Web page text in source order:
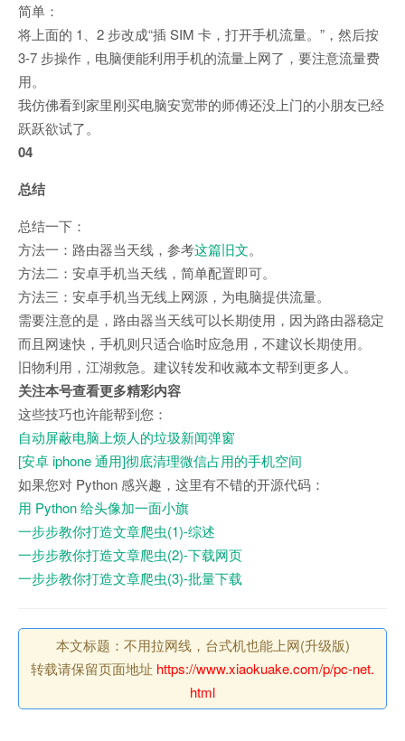
简单：
将上面的 1、2 步改成“插 SIM 卡，打开手机流量。”，然后按
3-7 步操作，电脑便能利用手机的流量上网了，要注意流量费
用。
我仿佛看到家里刚买电脑安宽带的师傅还没上门的小朋友已经
跃跃欲试了。
04
总结
总结一下：
方法一：路由器当天线，参考这篇旧文。
方法二：安卓手机当天线，简单配置即可。
方法三：安卓手机当无线上网源，为电脑提供流量。
需要注意的是，路由器当天线可以长期使用，因为路由器稳定
而且网速快，手机则只适合临时应急用，不建议长期使用。
旧物利用，江湖救急。建议转发和收藏本文帮到更多人。
关注本号查看更多精彩内容
这些技巧也许能帮到您：
自动屏蔽电脑上烦人的垃圾新闻弹窗
[安卓 iphone 通用]彻底清理微信占用的手机空间
如果您对 Python 感兴趣，这里有不错的开源代码：
用 Python 给头像加一面小旗
一步步教你打造文章爬虫(1)-综述
一步步教你打造文章爬虫(2)-下载网页
一步步教你打造文章爬虫(3)-批量下载
本文标题：不用拉网线，台式机也能上网(升级版)
转载请保留页面地址 https://www.xiaokuake.com/p/pc-net.
html